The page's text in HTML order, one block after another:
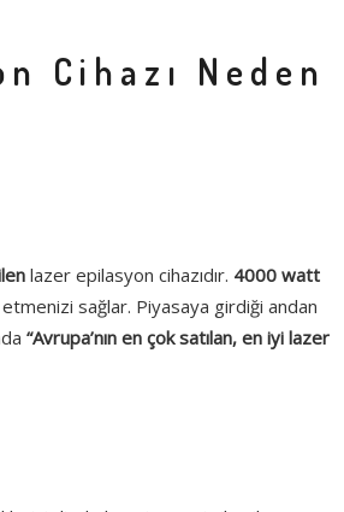
Cihazı Neden
lazer epilasyon cihazıdır. 4000 watt
sağlar. Piyasaya girdiği andan
“Avrupa’nın en çok satılan, en iyi lazer